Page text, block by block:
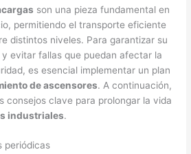
son una pieza fundamental en
permitiendo el transporte eficiente
distintos niveles. Para garantizar su
evitar fallas que puedan afectar la
es esencial implementar un plan
de ascensores. A continuación,
consejos clave para prolongar la vida
industriales.
periódicas